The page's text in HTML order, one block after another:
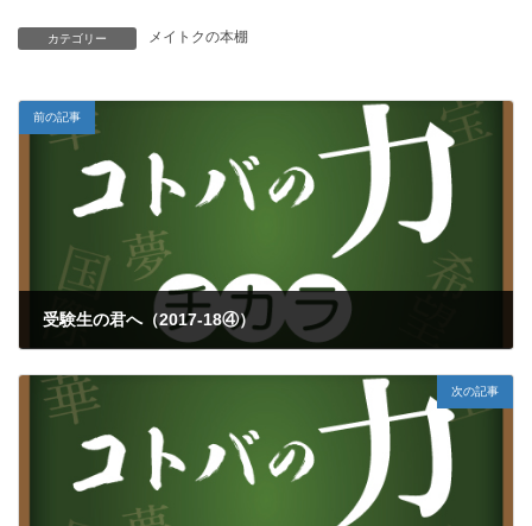
カテゴリー メイトクの本棚
前の記事
受験生の君へ（2017-18④）
次の記事